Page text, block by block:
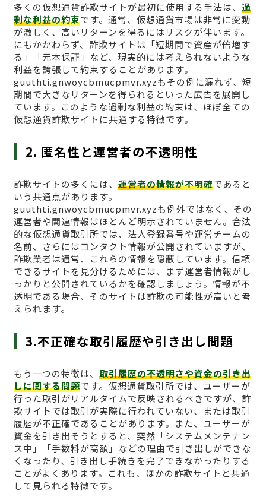
多くの仮想通貨詐欺サイトが最初に使用する手法は、 過
剰な利益の約束です。通常、仮想通貨市場は非常に変動
が激しく、高いリターンを得るにはリスクが伴います。
にもかかわらず、詐欺サイトは「短期間で資産が倍増す
る」「元本保証」など、現実的には考えられないような
利益を誇張して約束することがあります。
guuthti.gnwoycbmucpmvr.xyzもその例に漏れず、短
期間で大きなリターンを得られるといった広告を展開し
ています。このような過剰な利益の約束は、ほぼ全ての
仮想通貨詐欺サイトに共通する特徴です。
2. 匿名性と運営者の不透明性
詐欺サイトの多くには、 運営者の情報が不明確であると
いう共通点があります。
guuthti.gnwoycbmucpmvr.xyzも例外ではなく、その
運営者や関連情報はほとんど明示されていません。合法
的な仮想通貨取引所では、法人登録番号や運営チームの
名前、さらにはコンタクト情報が公開されていますが、
詐欺業者は通常、これらの情報を隠蔽しています。信頼
できるサイトを見分けるためには、まず運営者情報がし
っかりと公開されているかを確認しましょう。情報が不
透明である場合、そのサイトは詐欺の可能性が高いと考
えられます。
3.不正確な取引履歴や引き出し問題
もう一つの特徴は、 取引履歴の不透明さや資金の引き出
しに関する問題です。仮想通貨取引所では、ユーザーが
行った取引がリアルタイムで反映されるべきですが、詐
欺サイトでは取引が実際に行われていない、または取引
履歴が不正確であることがあります。また、ユーザーが
資金を引き出そうとすると、突然「システムメンテナン
ス中」「手数料が高額」などの理由で引き出しができな
くなったり、引き出し手続きを完了できなかったりする
ことがよくあります。これも、ほかの詐欺サイトと共通
して見られる特徴です。